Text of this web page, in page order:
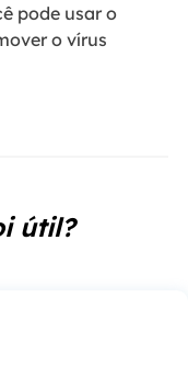
pode usar o
o vírus
útil?